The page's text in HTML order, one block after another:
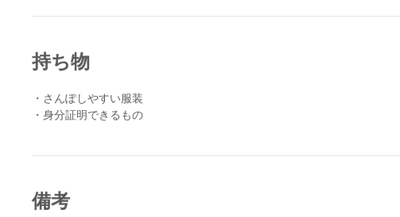
持ち物
・さんぽしやすい服装
・身分証明できるもの
備考